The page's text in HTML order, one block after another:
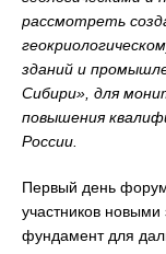
рассмотреть
зданий и
Сибири», для
повышения
России.
Первый день
участников
фундамент для